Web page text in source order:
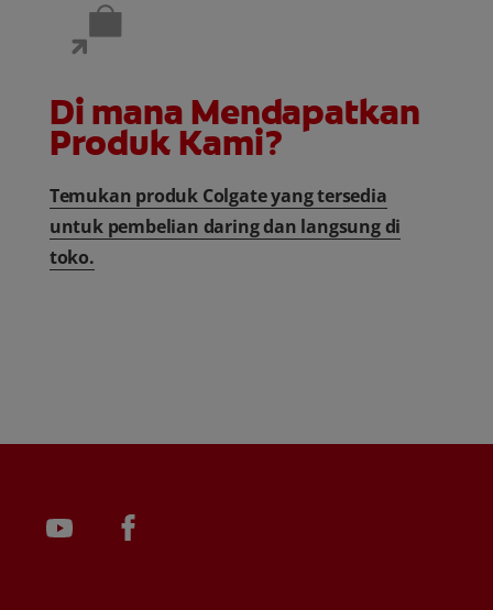
Di mana Mendapatkan
Produk Kami?
Temukan produk Colgate yang tersedia
untuk pembelian daring dan langsung di
toko.